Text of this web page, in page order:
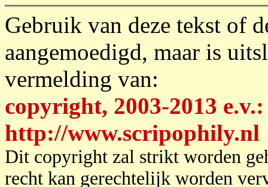
Gebruik van deze tekst of
aangemoedigd, maar is
vermelding van:
copyright, 2003-2013
http://www.scripophily.nl
Dit copyright zal strikt worden
recht kan gerechtelijk worden